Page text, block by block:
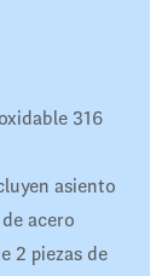
316
asiento
acero
2 piezas de